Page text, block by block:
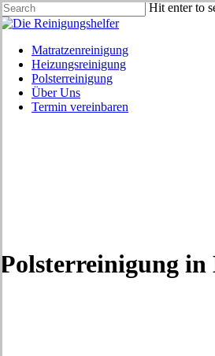
Skip
to
content
Hit enter to
Close
Menu
Matratzenreinigung
Heizungsreinigung
Polsterreinigung
Über Uns
Termin vereinbaren
Polsterreinigung